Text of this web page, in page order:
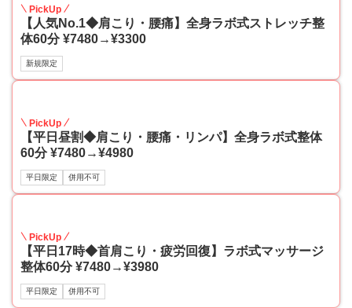
PickUp
【人気No.1◆肩こり・腰痛】全身ラボ式ストレッチ整
体60分 ¥7480→¥3300
新規限定
PickUp
【平日昼割◆肩こり・腰痛・リンパ】全身ラボ式整体
60分 ¥7480→¥4980
平日限定 併用不可
PickUp
【平日17時◆首肩こり・疲労回復】ラボ式マッサージ
整体60分 ¥7480→¥3980
平日限定 併用不可